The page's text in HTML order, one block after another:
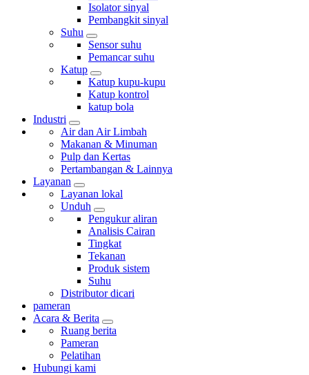
Isolator sinyal
Pembangkit sinyal
Suhu
Sensor suhu
Pemancar suhu
Katup
Katup kupu-kupu
Katup kontrol
katup bola
Industri
Air dan Air Limbah
Makanan & Minuman
Pulp dan Kertas
Pertambangan & Lainnya
Layanan
Layanan lokal
Unduh
Pengukur aliran
Analisis Cairan
Tingkat
Tekanan
Produk sistem
Suhu
Distributor dicari
pameran
Acara & Berita
Ruang berita
Pameran
Pelatihan
Hubungi kami